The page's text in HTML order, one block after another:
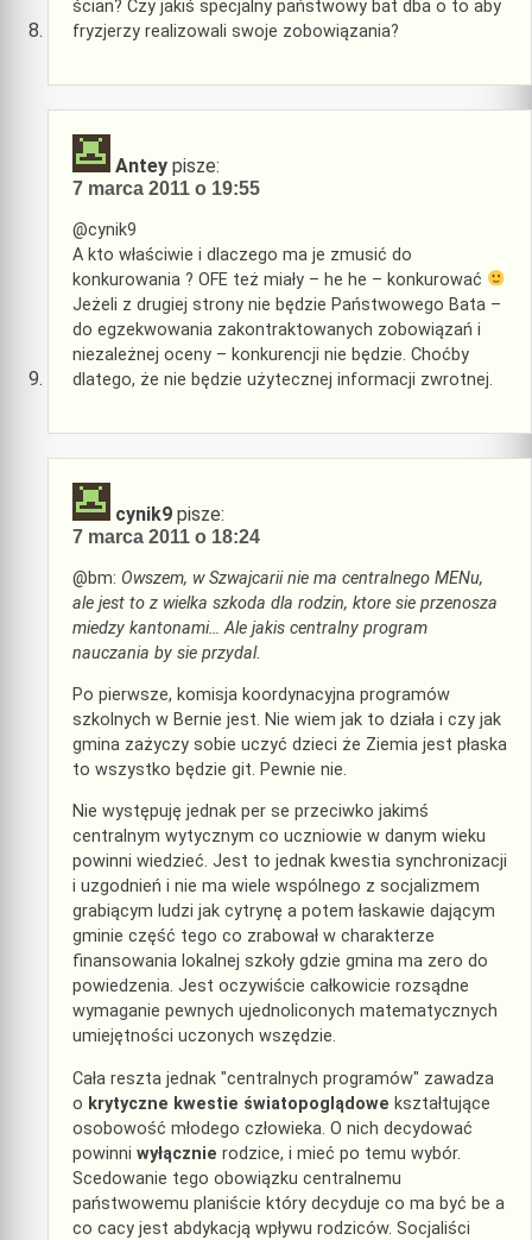
ścian? Czy jakiś specjalny państwowy bat dba o to aby
fryzjerzy realizowali swoje zobowiązania?
Antey pisze:
7 marca 2011 o 19:55
@cynik9
A kto właściwie i dlaczego ma je zmusić do
konkurowania ? OFE też miały – he he – konkurować
Jeżeli z drugiej strony nie będzie Państwowego Bata –
do egzekwowania zakontraktowanych zobowiązań i
niezależnej oceny – konkurencji nie będzie. Choćby
dlatego, że nie będzie użytecznej informacji zwrotnej.
cynik9 pisze:
7 marca 2011 o 18:24
@bm: Owszem, w Szwajcarii nie ma centralnego MENu,
ale jest to z wielka szkoda dla rodzin, ktore sie przenosza
miedzy kantonami… Ale jakis centralny program
nauczania by sie przydal.
Po pierwsze, komisja koordynacyjna programów
szkolnych w Bernie jest. Nie wiem jak to działa i czy jak
gmina zażyczy sobie uczyć dzieci że Ziemia jest płaska
to wszystko będzie git. Pewnie nie.
Nie występuję jednak per se przeciwko jakimś
centralnym wytycznym co uczniowie w danym wieku
powinni wiedzieć. Jest to jednak kwestia synchronizacji
i uzgodnień i nie ma wiele wspólnego z socjalizmem
grabiącym ludzi jak cytrynę a potem łaskawie dającym
gminie część tego co zrabował w charakterze
finansowania lokalnej szkoły gdzie gmina ma zero do
powiedzenia. Jest oczywiście całkowicie rozsądne
wymaganie pewnych ujednoliconych matematycznych
umiejętności uczonych wszędzie.
Cała reszta jednak "centralnych programów" zawadza
o krytyczne kwestie światopoglądowe kształtujące
osobowość młodego człowieka. O nich decydować
powinni wyłącznie rodzice, i mieć po temu wybór.
Scedowanie tego obowiązku centralnemu
państwowemu planiście który decyduje co ma być be a
co cacy jest abdykacją wpływu rodziców. Socjaliści